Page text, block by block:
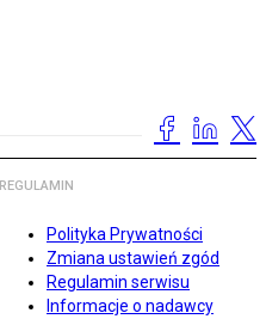
REGULAMIN
Polityka Prywatności
Zmiana ustawień zgód
Regulamin serwisu
Informacje o nadawcy